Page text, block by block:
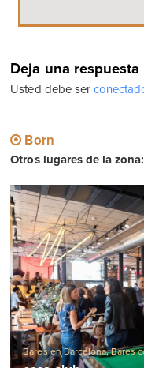
Deja una respuesta
Usted debe ser
Born
Otros lugares de la zona:
Bares en Barcelona,Bares